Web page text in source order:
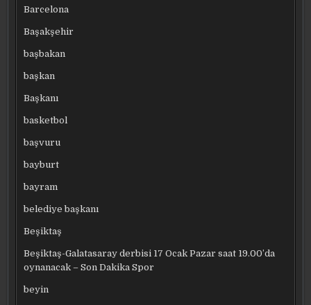
Barcelona
Başakşehir
başbakan
başkan
Başkanı
basketbol
başvuru
bayburt
bayram
belediye başkanı
Beşiktaş
Beşiktaş-Galatasaray derbisi 17 Ocak Pazar saat 19.00’da
oynanacak – Son Dakika Spor
beyin